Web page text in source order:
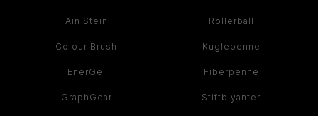
Ain Stein
Colour Brush
EnerGel
GraphGear
Rollerball
Kuglepenne
Fiberpenne
Stiftblyanter